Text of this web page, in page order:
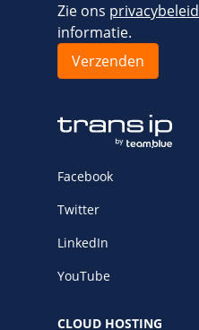
Zie ons privacybeleid
informatie.
Facebook
Twitter
LinkedIn
YouTube
CLOUD HOSTING